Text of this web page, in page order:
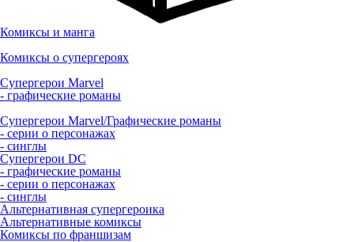
Комиксы и манга
Комиксы о супергероях
Супергерои Marvel
- графические романы
Супергерои Marvel/Графические романы
- серии о персонажах
- синглы
Супергерои DC
- графические романы
- серии о персонажах
- синглы
Альтернативная супергероика
Альтернативные комиксы
Комиксы по франшизам